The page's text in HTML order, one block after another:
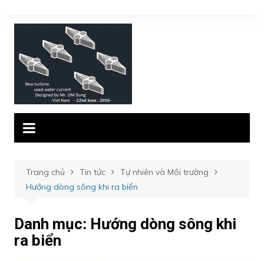
đến
Trang chủ Tin tức
Tự nhiên và Môi trường
Hướng dòng sông khi ra biển
Danh mục: Hướng dòng sông khi
ra biển